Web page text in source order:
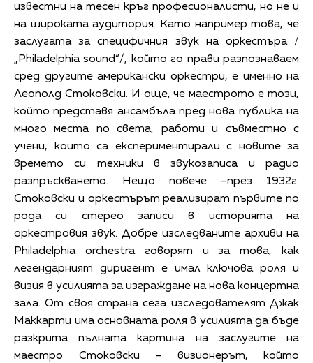
известни на тесен кръг професионалисти, но не и
на широката аудитория. Като например това, че
заслугата за специфичния звук на оркестъра /
„Philadelphia sound“/, който го прави разпознаваем
сред другите американски оркестри, е именно на
Леополд Стоковски. И още, че маестрото е този,
който представя ансамбъла пред нова публика на
много места по света, работи и съвместно с
учени, които са експериментирали с новите за
времето си техники в звукозаписа и радио
разпръскването. Нещо повече –през 1932г.
Стоковски и оркестърът реализират първите по
рода си стерео записи в историята на
оркестровия звук. Добре изследваните архиви на
Philadelphia orchestra говорят и за това, как
легендарният диригент е имал ключова роля и
визия в усилията за изграждане на нова концертна
зала. От своя страна сега изследователят Джак
Маккарти има основната роля в усилията да бъде
разкрита пълната картина на заслугите на
маестро Стоковски – визионерът, който